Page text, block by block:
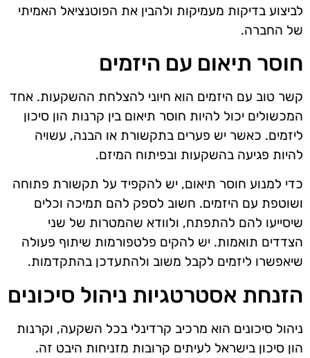
לביצוע בדיקות מעמיקות ולהבין את הפוטנציאל האמיתי
של החברה.
חוסר תיאום עם היזמים
קשר טוב עם היזמים הוא חיוני להצלחת ההשקעות. אחד
המכשולים יכול להיות חוסר תיאום בין קרנות הון סיכון
ליזמים. כאשר יש פערים בתקשורת או הבנה, עשויה
להיות פגיעה בהשקעות ובפיתוח המיזם.
כדי למנוע חוסר תיאום, יש להקפיד על תקשורת פתוחה
ושוטפת עם היזמים. חשוב לספק להם תמיכה וכלים
שיסייעו להם להתפתח, ולוודא שהמטרות של שני
הצדדים תואמות. יש להקים פלטפורמות שיתוף פעולה
שיאפשרו ליזמים לקבל משוב ולהתעדכן בהתקדמות.
הזנחת אסטרטגיות ניהול סיכונים
ניהול סיכונים הוא מרכיב קרדינלי בכל השקעה, וקרנות
הון סיכון בישראל לעיתים קרובות מזניחות היבט זה.